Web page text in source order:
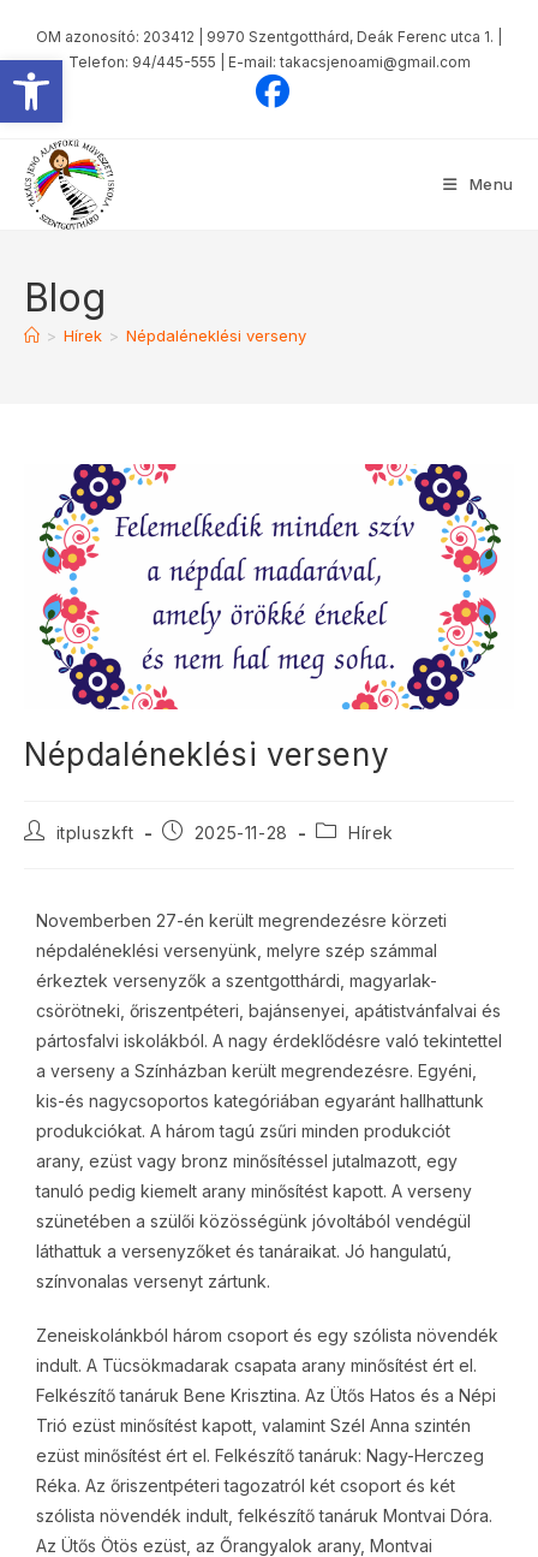
Eszköztár megnyitása
OM azonosító: 203412 | 9970 Szentgotthárd, Deák Ferenc utca 1. |
Telefon: 94/445-555 | E-mail: takacsjenoami@gmail.com
Menu
Blog
> Hírek > Népdaléneklési verseny
Népdaléneklési verseny
itpluszkft 2025-11-28 Hírek
Novemberben 27-én került megrendezésre körzeti
népdaléneklési versenyünk, melyre szép számmal
érkeztek versenyzők a szentgotthárdi, magyarlak-
csörötneki, őriszentpéteri, bajánsenyei, apátistvánfalvai és
pártosfalvi iskolákból. A nagy érdeklődésre való tekintettel
a verseny a Színházban került megrendezésre. Egyéni,
kis-és nagycsoportos kategóriában egyaránt hallhattunk
produkciókat. A három tagú zsűri minden produkciót
arany, ezüst vagy bronz minősítéssel jutalmazott, egy
tanuló pedig kiemelt arany minősítést kapott. A verseny
szünetében a szülői közösségünk jóvoltából vendégül
láthattuk a versenyzőket és tanáraikat. Jó hangulatú,
színvonalas versenyt zártunk.
Zeneiskolánkból három csoport és egy szólista növendék
indult. A Tücsökmadarak csapata arany minősítést ért el.
Felkészítő tanáruk Bene Krisztina. Az Ütős Hatos és a Népi
Trió ezüst minősítést kapott, valamint Szél Anna szintén
ezüst minősítést ért el. Felkészítő tanáruk: Nagy-Herczeg
Réka. Az őriszentpéteri tagozatról két csoport és két
szólista növendék indult, felkészítő tanáruk Montvai Dóra.
Az Ütős Ötös ezüst, az Őrangyalok arany, Montvai